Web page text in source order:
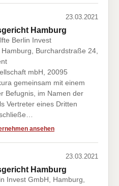
23.03.2021
Hamburg
Berlin Invest
Burchardstraße 24,
mbH, 20095
gemeinsam mit einem
Befugnis, im Namen der
Vertreter eines Dritten
ansehen
23.03.2021
Hamburg
Invest GmbH, Hamburg,